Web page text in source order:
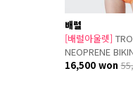
배럴
[배럴아울렛]
NEOPRENE
PEACH-NAVY
16,500 won